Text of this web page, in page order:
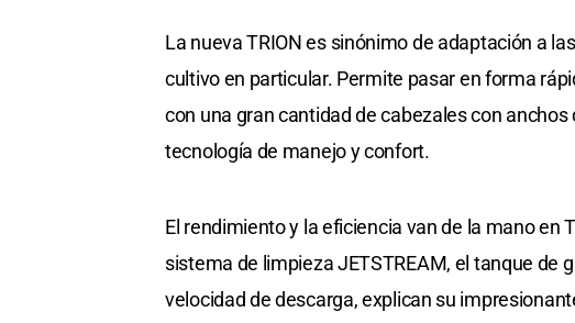
La nueva TRION es sinónimo de adaptación a
cultivo en particular. Permite pasar en forma
con una gran cantidad de cabezales con
tecnología de manejo y confort.
El rendimiento y la eficiencia van de la mano en
sistema de limpieza JETSTREAM, el tanque de
velocidad de descarga, explican su